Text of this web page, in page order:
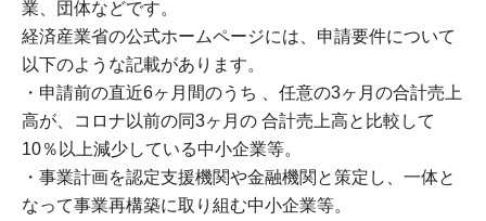
業、団体などです。
経済産業省の公式ホームページには、申請要件について
以下のような記載があります。
・申請前の直近6ヶ月間のうち 、任意の3ヶ月の合計売上
高が、コロナ以前の同3ヶ月の 合計売上高と比較して
10％以上減少している中小企業等。
・事業計画を認定支援機関や金融機関と策定し、一体と
なって事業再構築に取り組む中小企業等。